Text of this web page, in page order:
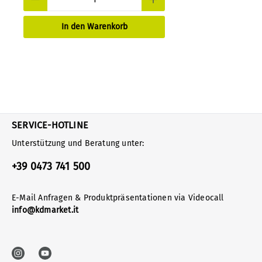
In den Warenkorb
SERVICE-HOTLINE
Unterstützung und Beratung unter:
+39 0473 741 500
E-Mail Anfragen & Produktpräsentationen via Videocall
info@kdmarket.it